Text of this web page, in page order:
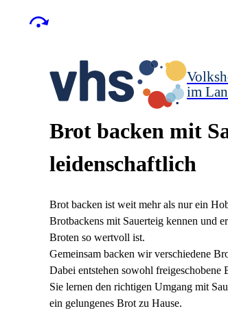
im
Brot backen mit
leidenschaftlich
Brot backen ist weit mehr als nur ein
Brotbackens mit Sauerteig kennen und
Broten so wertvoll ist.
Gemeinsam backen wir verschiedene
Dabei entstehen sowohl
Sie lernen den richtigen Umgang mit
ein gelungenes Brot zu Hause.